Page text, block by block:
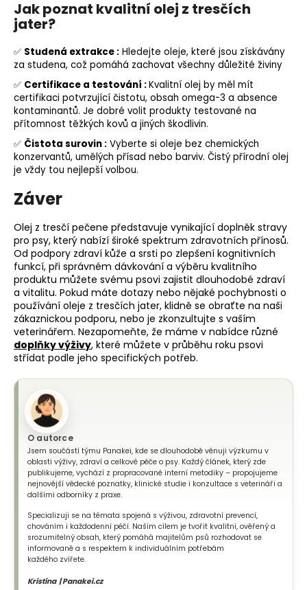
Jak poznat kvalitní olej z tresčích
jater?
✅ Studená extrakce : Hledejte oleje, které jsou získávány
za studena, což pomáhá zachovat všechny důležité živiny
✅ Certifikace a testování :Kvalitní olej by měl mít
certifikaci potvrzující čistotu, obsah omega-3 a absence
kontaminantů. Je dobré volit produkty testované na
přítomnost těžkých kovů a jiných škodlivin.
✅ Čistota surovin : Vyberte si oleje bez chemických
konzervantů, umělých přísad nebo barviv. Čistý přírodní olej
je vždy tou nejlepší volbou.
Záver
Olej z tresčí pečene představuje vynikající doplněk stravy
pro psy, který nabízí široké spektrum zdravotních přínosů.
Od podpory zdraví kůže a srsti po zlepšení kognitivních
funkcí, při správném dávkování a výběru kvalitního
produktu můžete svému psovi zajistit dlouhodobé zdraví
a vitalitu. Pokud máte dotazy nebo nějaké pochybnosti o
používání oleje z tresčích jater, klidně se obraťte na naši
zákaznickou podporu, nebo je zkonzultujte s vaším
veterinářem. Nezapomeňte, že máme v nabídce různé
doplňky výživy, které můžete v průběhu roku psovi
střídat podle jeho specifických potřeb.
O autorce
Jsem součástí týmu Panakei, kde se dlouhodobě věnuji výzkumu v
oblasti výživy, zdraví a celkové péče o psy. Každý článek, který zde
publikujeme, vychází z propracované interní metodiky – propojujeme
nejnovější vědecké poznatky, klinické studie i konzultace s veterináři a
dalšími odborníky z praxe.
Specializuji se na témata spojená s výživou, zdravotní prevencí,
chováním i každodenní péčí. Naším cílem je tvořit kvalitní, ověřený a
srozumitelný obsah, který pomáhá majitelům psů rozhodovat se
informovaně a s respektem k individuálním potřebám
každého zvířete.
Kristína | Panakei.cz